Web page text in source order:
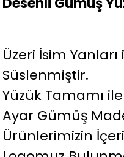
Üzeri İsim
Süslenmiştir.
Yüzük Tamamı
Ayar Gümüş
Ürünlerimizin